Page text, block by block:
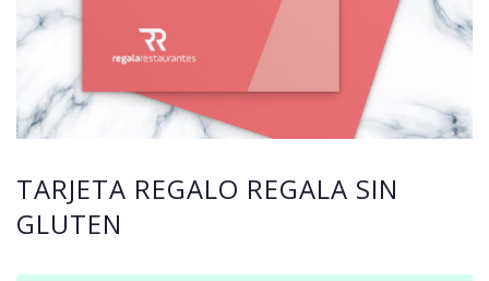
TARJETA REGALO REGALA SIN
GLUTEN